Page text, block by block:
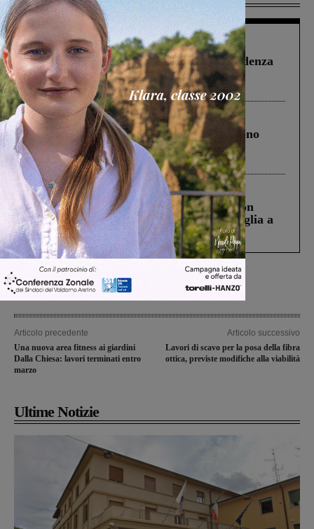
Figline Incisa Valdarno 1 Agosto 2026
Piscina di Figline finanziata oltre la scadenza
Pnrr, il gruppo di Fratelli d’Italia: “Un
ringraziamento al Governo”
Cronaca 4 Agosto 2026
Un anno fa la strage in A1 in cui morirono
Gianni, Giulia e Franco. Lo schianto, il
processo, lo stop ai sorpassi fra tir....
Cronaca 3 Agosto 2026
Scomparso da una struttura di Castiglion
Fiorentino l’uomo che aveva ucciso la figlia a
Levane nel 2020
Articolo precedente
Una nuova area fitness ai giardini
Dalla Chiesa: lavori terminati entro
marzo
Articolo successivo
Lavori di scavo per la posa della fibra
ottica, previste modifiche alla viabilità
Ultime Notizie